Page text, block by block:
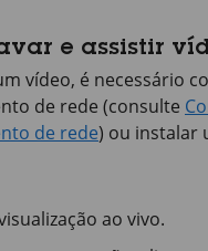
e assistir
vídeo, é necessário
de rede (consulte
de rede) ou instalar
ao vivo.